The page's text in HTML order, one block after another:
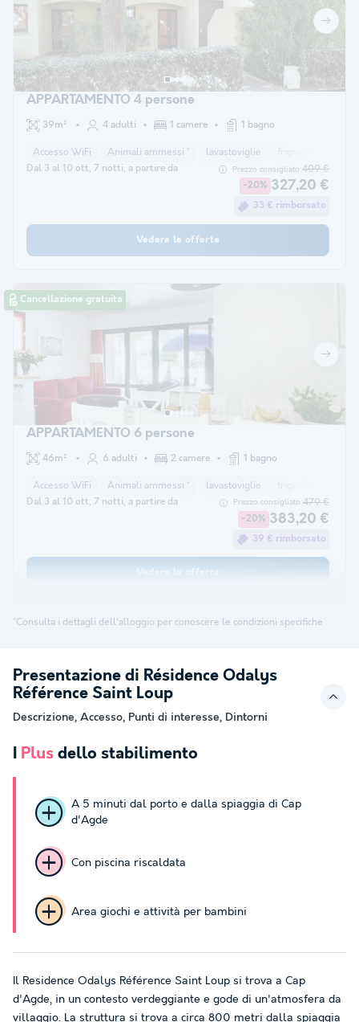
APPARTAMENTO 4 persone
39m² 4 adulti 1 camere 1 bagno
Accesso WiFi Animali ammessi * lavastoviglie
Dal 3 al 10 ott, 7 notti, a partire da Prezzo consigliato:409 €
-20% 327,20 €
33 € rimborsato
Vedere le offerte
Cancellazione gratuita
APPARTAMENTO 6 persone
46m² 6 adulti 2 camere 1 bagno
Accesso WiFi Animali ammessi * lavastoviglie
Dal 3 al 10 ott, 7 notti, a partire da Prezzo consigliato:479 €
-20% 383,20 €
39 € rimborsato
*Consulta i dettagli dell'alloggio per conoscere le condizioni specifiche
Presentazione di Résidence Odalys
Référence Saint Loup
Descrizione, Accesso, Punti di interesse, Dintorni
I Plus dello stabilimento
A 5 minuti dal porto e dalla spiaggia di Cap
d'Agde
Con piscina riscaldata
Area giochi e attività per bambini
Il Residence Odalys Référence Saint Loup si trova a Cap
d'Agde, in un contesto verdeggiante e gode di un'atmosfera da
villaggio. La struttura si trova a circa 800 metri dalla spiaggia